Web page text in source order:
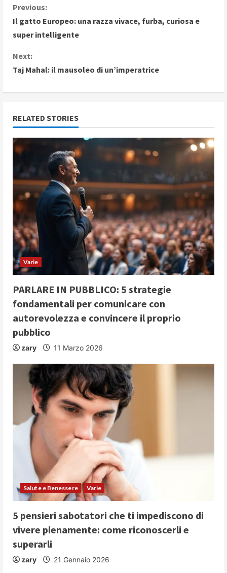
C
o
n
t
i
n
u
e
R
e
a
d
i
n
g
Previous:
Il gatto Europeo: una razza vivace, furba, curiosa e
super intelligente
Next:
Taj Mahal: il mausoleo di un’imperatrice
RELATED STORIES
Varie
PARLARE IN PUBBLICO: 5 strategie
fondamentali per comunicare con
autorevolezza e convincere il proprio
pubblico
zary 11 Marzo 2026
Salute e Benessere Varie
5 pensieri sabotatori che ti impediscono di
vivere pienamente: come riconoscerli e
superarli
zary 21 Gennaio 2026